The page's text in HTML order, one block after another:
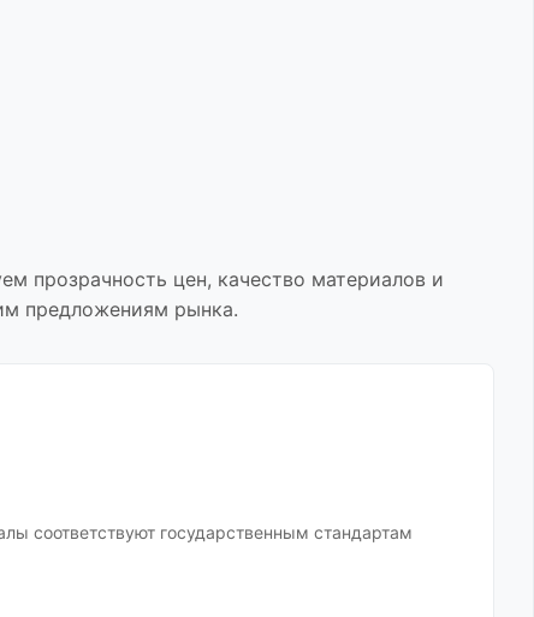
прозрачность цен, качество материалов и
предложениям рынка.
соответствуют государственным стандартам